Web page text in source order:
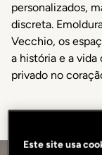
personalizados,
discreta.
Vecchio, os
a história e a
privado no
Este site usa